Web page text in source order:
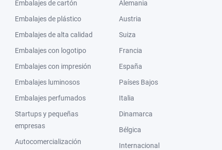
Embalajes de cartón
Embalajes de plástico
Embalajes de alta calidad
Embalajes con logotipo
Embalajes con impresión
Embalajes luminosos
Embalajes perfumados
Startups y pequeñas
empresas
Autocomercialización
Alemania
Austria
Suiza
Francia
España
Países Bajos
Italia
Dinamarca
Bélgica
Internacional